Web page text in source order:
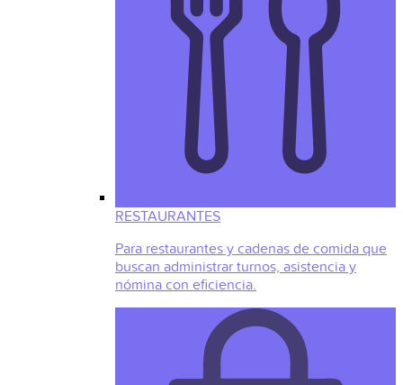
RESTAURANTES
Para restaurantes y cadenas de comida que
buscan administrar turnos, asistencia y
nómina con eficiencia.